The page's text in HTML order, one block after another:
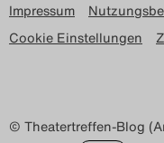
Impressum
Cookie Einstellungen
© Theatertreffen-Blog